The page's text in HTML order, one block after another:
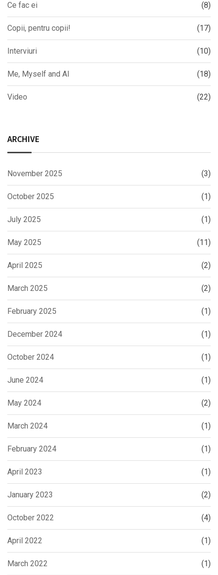
Ce fac ei (8)
Copii, pentru copii! (17)
Interviuri (10)
Me, Myself and AI (18)
Video (22)
ARCHIVE
November 2025 (3)
October 2025 (1)
July 2025 (1)
May 2025 (11)
April 2025 (2)
March 2025 (2)
February 2025 (1)
December 2024 (1)
October 2024 (1)
June 2024 (1)
May 2024 (2)
March 2024 (1)
February 2024 (1)
April 2023 (1)
January 2023 (2)
October 2022 (4)
April 2022 (1)
March 2022 (1)